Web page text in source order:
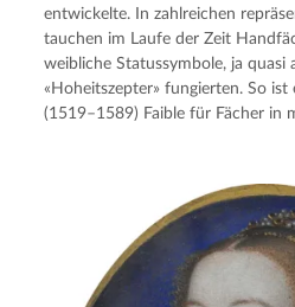
entwickelte. In zahlreichen
tauchen im Laufe der Zeit
weibliche Statussymbole, ja quasi
«Hoheitszepter» fungierten. So
(1519–1589) Faible für Fächer in